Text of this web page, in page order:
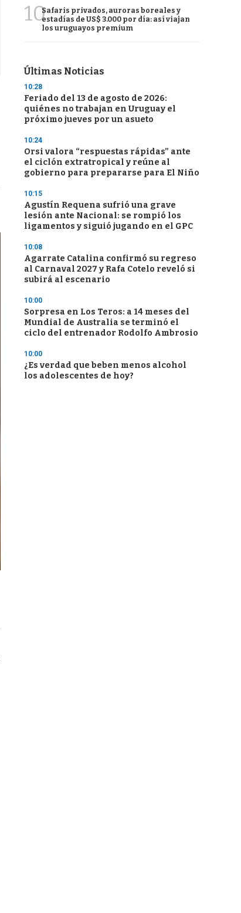
10Safaris privados, auroras boreales y
estadías de US$ 3.000 por día: así viajan
los uruguayos premium
Últimas Noticias
10:28
Feriado del 13 de agosto de 2026:
quiénes no trabajan en Uruguay el
próximo jueves por un asueto
10:24
Orsi valora “respuestas rápidas” ante
el ciclón extratropical y reúne al
gobierno para prepararse para El Niño
10:15
Agustín Requena sufrió una grave
lesión ante Nacional: se rompió los
ligamentos y siguió jugando en el GPC
10:08
Agarrate Catalina confirmó su regreso
al Carnaval 2027 y Rafa Cotelo reveló si
subirá al escenario
10:00
Sorpresa en Los Teros: a 14 meses del
Mundial de Australia se terminó el
ciclo del entrenador Rodolfo Ambrosio
10:00
¿Es verdad que beben menos alcohol
los adolescentes de hoy?